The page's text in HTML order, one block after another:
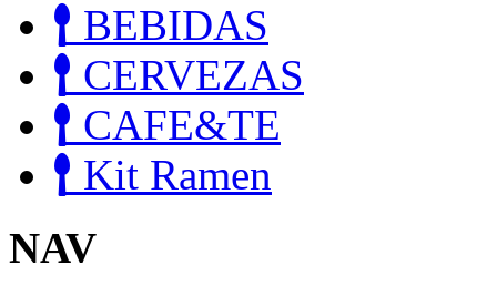
BEBIDAS
CERVEZAS
CAFE&TE
Kit Ramen
NAV